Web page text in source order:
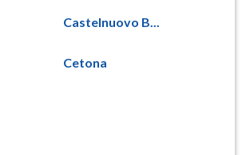
Castelnuovo B...
Cetona